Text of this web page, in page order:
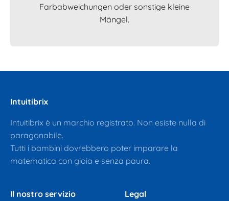
Farbabweichungen oder sonstige kleine
Mängel.
Intuitibrix
Intuitibrix è un marchio registrato. Non esiste nulla di
paragonabile.
Tutti i bambini dovrebbero poter imparare la
matematica con gioia e senza paura.
Il nostro servizio Legal